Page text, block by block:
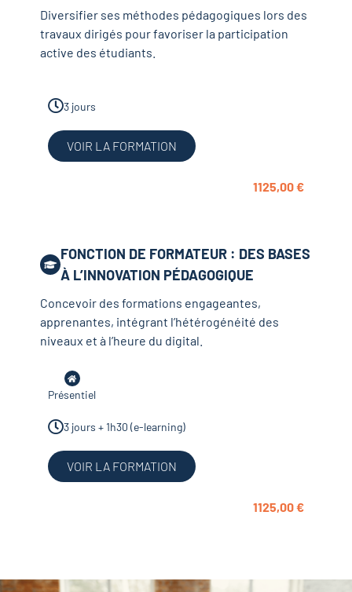
Diversifier ses méthodes pédagogiques lors des
travaux dirigés pour favoriser la participation
active des étudiants.
3 jours
VOIR LA FORMATION
1125,00€
FONCTION DE FORMATEUR : DES BASES
À L’INNOVATION PÉDAGOGIQUE
Concevoir des formations engageantes,
apprenantes, intégrant l’hétérogénéité des
niveaux et à l’heure du digital.
Présentiel
3 jours + 1h30 (e-learning)
VOIR LA FORMATION
1125,00€